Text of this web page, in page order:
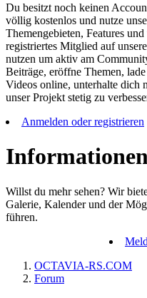
Du besitzt noch keinen
völlig kostenlos und nutze
Themengebieten, Features
registriertes Mitglied auf
nutzen um aktiv am
Beiträge, eröffne Themen,
Videos online, unterhalte dich
unser Projekt stetig zu
Anmelden oder registrieren
Willst du mehr sehen? Wir
Galerie, Kalender und der
führen.
OCTAVIA-RS.COM
Forum